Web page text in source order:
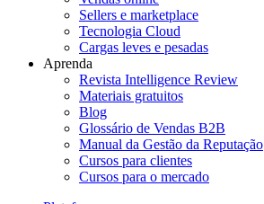
Sellers e marketplace
Tecnologia Cloud
Cargas leves e pesadas
Aprenda
Revista Intelligence Review
Materiais gratuitos
Blog
Glossário de Vendas B2B
Manual da Gestão da Reputação
Cursos para clientes
Cursos para o mercado